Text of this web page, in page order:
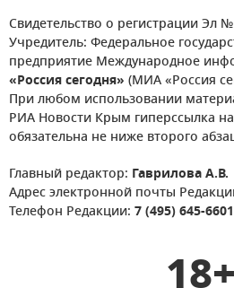
Свидетельство о регистрации Эл
Учредитель: Федеральное
предприятие Международное
«Россия сегодня» (МИА «Россия
При любом использовании
РИА Новости Крым гиперссылка
обязательна не ниже второго
Главный редактор: Гаврилова А.В.
Адрес электронной почты
Телефон Редакции: 7 (495) 645-6601